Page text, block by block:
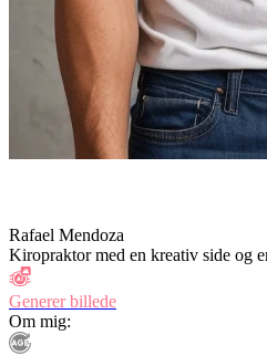
Rafael Mendoza
Kiropraktor med en kreativ side og
Generer billede
Om mig: